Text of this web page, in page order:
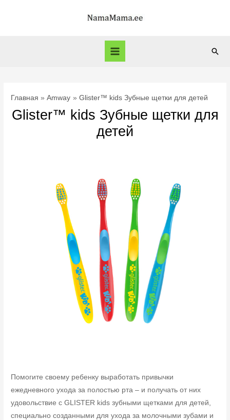
Main
Главная Amway Glister™ kids Зубные щетки для детей
Glister™ kids Зубные щетки для
детей
Помогите своему ребенку выработать привычки
ежедневного ухода за полостью рта – и получать от них
удовольствие с GLISTER kids зубными щетками для детей,
специально созданными для ухода за молочными зубами и